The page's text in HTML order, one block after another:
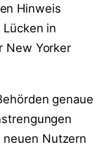
Hinweis
in
New Yorker
genaue
Nutzern